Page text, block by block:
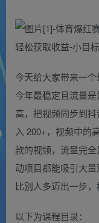
今天给大家带来一个
今年最稳定且流量
高，把视频同步到
入 200+，视频中的
款的视频，流量完
动项目都能吸引大
比别人多迈出一步，
以下为课程目录：